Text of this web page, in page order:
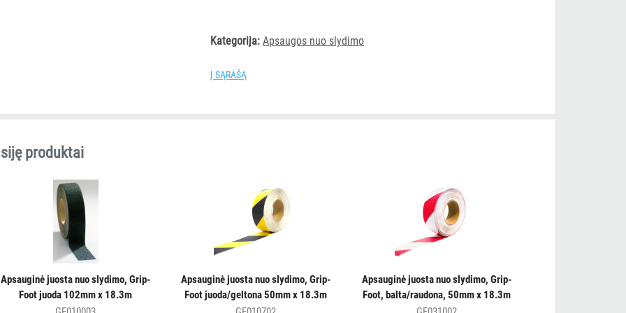
Kategorija: Apsaugos nuo slydimo
Į SĄRAŠĄ
produktai
Apsauginė juosta nuo slydimo, Grip-
Foot juoda 102mm x 18.3m
Apsauginė juosta nuo slydimo, Grip-
Foot juoda/geltona 50mm x 18.3m
Apsauginė juosta nuo slydimo, Grip-
Foot, balta/raudona, 50mm x 18.3m